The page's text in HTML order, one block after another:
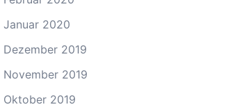
Januar 2020
Dezember 2019
November 2019
Oktober 2019